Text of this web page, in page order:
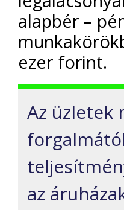
alapbér –
ezer forint.
Az üzletek
az